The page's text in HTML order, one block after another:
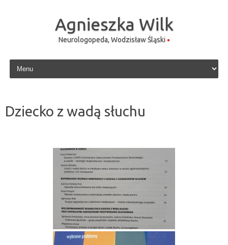
Agnieszka Wilk
Neurologopeda, Wodzisław Śląski
Skip to content
Dziecko z wadą słuchu